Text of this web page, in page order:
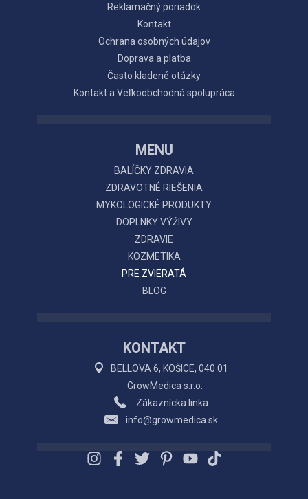
Reklamačný poriadok
Kontakt
Ochrana osobných údajov
Doprava a platba
Často kladené otázky
Kontakt a Veľkoobchodná spolupráca
MENU
BALÍČKY ZDRAVIA
ZDRAVOTNÉ RIEŠENIA
MYKOLOGICKÉ PRODUKTY
DOPLNKY VÝŽIVY
ZDRAVIE
KOZMETIKA
PRE ZVIERATÁ
BLOG
KONTAKT
BELLOVA 6, KOŠICE, 040 01
GrowMedica s.r.o.
Zákaznícka linka
info@growmedica.sk